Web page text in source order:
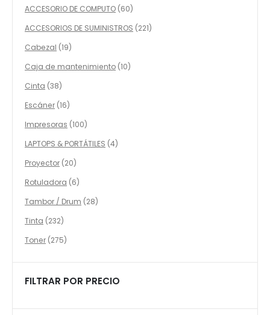
ACCESORIO DE COMPUTO 6060
productos
ACCESORIOS DE SUMINISTROS 221221
Cabezal 1919
Caja de mantenimiento 1010
Cinta 3838
productos
Escáner 1616
productos
Impresoras 100100
productos
LAPTOPS & PORTÁTILES 44
Proyector 2020
productos
Rotuladora 66
productos
Tambor / Drum 2828
Tinta 232232
productos
Toner 275275
FILTRAR POR PRECIO